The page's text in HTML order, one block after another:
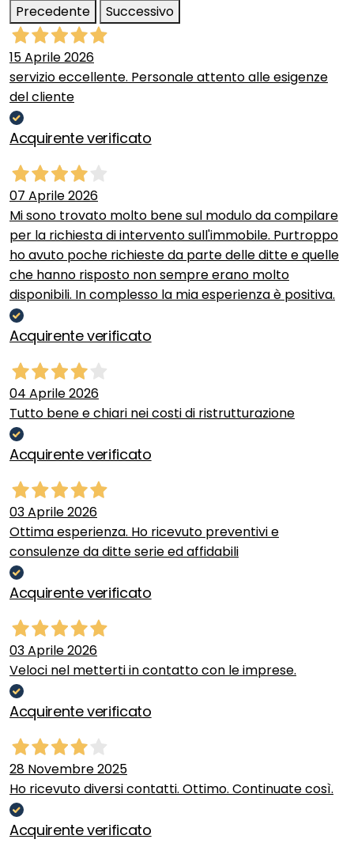
Precedente
Successivo
15 Aprile 2026
servizio eccellente. Personale attento alle esigenze
del cliente
Acquirente verificato
07 Aprile 2026
Mi sono trovato molto bene sul modulo da compilare
per la richiesta di intervento sull'immobile. Purtroppo
ho avuto poche richieste da parte delle ditte e quelle
che hanno risposto non sempre erano molto
disponibili. In complesso la mia esperienza è positiva.
Acquirente verificato
04 Aprile 2026
Tutto bene e chiari nei costi di ristrutturazione
Acquirente verificato
03 Aprile 2026
Ottima esperienza. Ho ricevuto preventivi e
consulenze da ditte serie ed affidabili
Acquirente verificato
03 Aprile 2026
Veloci nel metterti in contatto con le imprese.
Acquirente verificato
28 Novembre 2025
Ho ricevuto diversi contatti. Ottimo. Continuate così.
Acquirente verificato